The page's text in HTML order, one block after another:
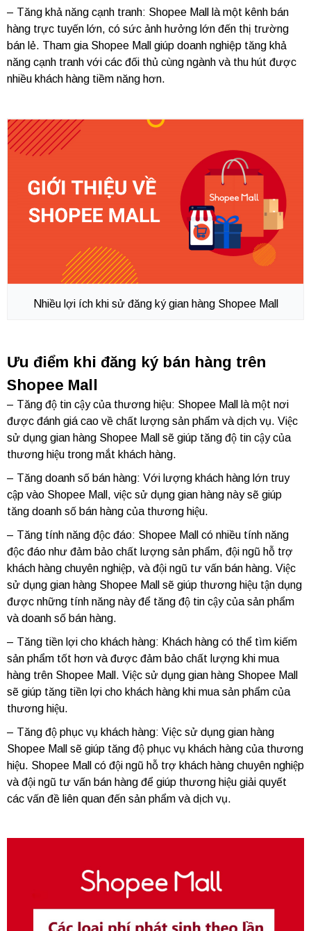
– Tăng khả năng cạnh tranh: Shopee Mall là một kênh bán
hàng trực tuyến lớn, có sức ảnh hưởng lớn đến thị trường
bán lẻ. Tham gia Shopee Mall giúp doanh nghiệp tăng khả
năng cạnh tranh với các đối thủ cùng ngành và thu hút được
nhiều khách hàng tiềm năng hơn.
Nhiều lợi ích khi sử đăng ký gian hàng Shopee Mall
Ưu điểm khi đăng ký bán hàng trên
Shopee Mall
– Tăng độ tin cậy của thương hiệu: Shopee Mall là một nơi
được đánh giá cao về chất lượng sản phẩm và dịch vụ. Việc
sử dụng gian hàng Shopee Mall sẽ giúp tăng độ tin cậy của
thương hiệu trong mắt khách hàng.
– Tăng doanh số bán hàng: Với lượng khách hàng lớn truy
cập vào Shopee Mall, việc sử dụng gian hàng này sẽ giúp
tăng doanh số bán hàng của thương hiệu.
– Tăng tính năng độc đáo: Shopee Mall có nhiều tính năng
độc đáo như đảm bảo chất lượng sản phẩm, đội ngũ hỗ trợ
khách hàng chuyên nghiệp, và đội ngũ tư vấn bán hàng. Việc
sử dụng gian hàng Shopee Mall sẽ giúp thương hiệu tận dụng
được những tính năng này để tăng độ tin cậy của sản phẩm
và doanh số bán hàng.
– Tăng tiền lợi cho khách hàng: Khách hàng có thể tìm kiếm
sản phẩm tốt hơn và được đảm bảo chất lượng khi mua
hàng trên Shopee Mall. Việc sử dụng gian hàng Shopee Mall
sẽ giúp tăng tiền lợi cho khách hàng khi mua sản phẩm của
thương hiệu.
– Tăng độ phục vụ khách hàng: Việc sử dụng gian hàng
Shopee Mall sẽ giúp tăng độ phục vụ khách hàng của thương
hiệu. Shopee Mall có đội ngũ hỗ trợ khách hàng chuyên nghiệp
và đội ngũ tư vấn bán hàng để giúp thương hiệu giải quyết
các vấn đề liên quan đến sản phẩm và dịch vụ.